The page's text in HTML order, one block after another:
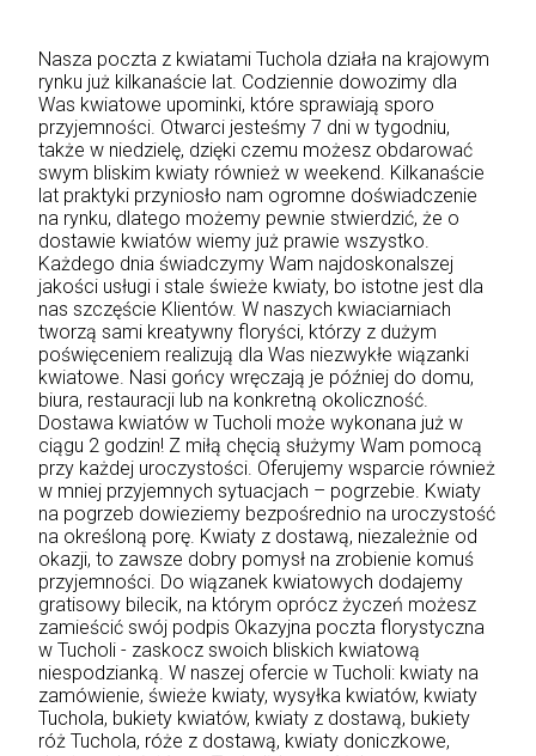
Nasza poczta z kwiatami Tuchola działa na krajowym
rynku już kilkanaście lat. Codziennie dowozimy dla
Was kwiatowe upominki, które sprawiają sporo
przyjemności. Otwarci jesteśmy 7 dni w tygodniu,
także w niedzielę, dzięki czemu możesz obdarować
swym bliskim kwiaty również w weekend. Kilkanaście
lat praktyki przyniosło nam ogromne doświadczenie
na rynku, dlatego możemy pewnie stwierdzić, że o
dostawie kwiatów wiemy już prawie wszystko.
Każdego dnia świadczymy Wam najdoskonalszej
jakości usługi i stale świeże kwiaty, bo istotne jest dla
nas szczęście Klientów. W naszych kwiaciarniach
tworzą sami kreatywny floryści, którzy z dużym
poświęceniem realizują dla Was niezwykłe wiązanki
kwiatowe. Nasi gońcy wręczają je później do domu,
biura, restauracji lub na konkretną okoliczność.
Dostawa kwiatów w Tucholi może wykonana już w
ciągu 2 godzin! Z miłą chęcią służymy Wam pomocą
przy każdej uroczystości. Oferujemy wsparcie również
w mniej przyjemnych sytuacjach – pogrzebie. Kwiaty
na pogrzeb dowieziemy bezpośrednio na uroczystość
na określoną porę. Kwiaty z dostawą, niezależnie od
okazji, to zawsze dobry pomysł na zrobienie komuś
przyjemności. Do wiązanek kwiatowych dodajemy
gratisowy bilecik, na którym oprócz życzeń możesz
zamieścić swój podpis Okazyjna poczta florystyczna
w Tucholi - zaskocz swoich bliskich kwiatową
niespodzianką. W naszej ofercie w Tucholi: kwiaty na
zamówienie, świeże kwiaty, wysyłka kwiatów, kwiaty
Tuchola, bukiety kwiatów, kwiaty z dostawą, bukiety
róż Tuchola, róże z dostawą, kwiaty doniczkowe,